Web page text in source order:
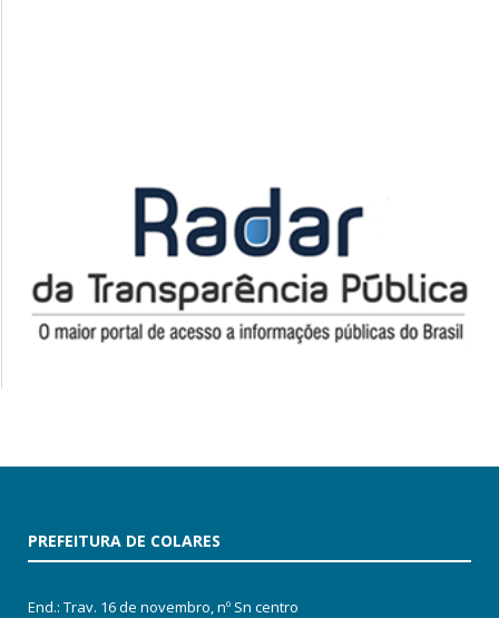
PREFEITURA DE COLARES
End.: Trav. 16 de novembro, nº Sn centro